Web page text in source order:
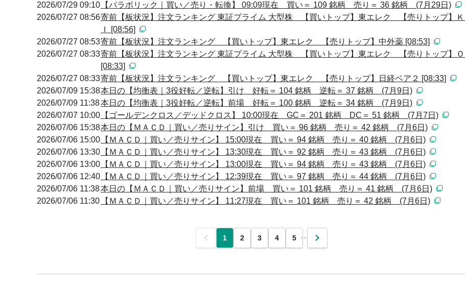
2026/07/29 09:10 【パラボリック｜買い／売り・転換】 09:09現在 買い＝ 109 銘柄 売り＝ 36 銘柄 (7月29日)
2026/07/27 08:56寄前【板状況】注文ランキング 東証プライム 大型株 【買いトップ】東エレク 【売りトップ】Ｋ
Ｉ [08:56]
2026/07/27 08:53寄前【板状況】注文ランキング 【買いトップ】東エレク 【売りトップ】中外薬 [08:53]
2026/07/27 08:33寄前【板状況】注文ランキング 東証プライム 大型株 【買いトップ】東エレク 【売りトップ】Ｏ
[08:33]
2026/07/27 08:33寄前【板状況】注文ランキング 【買いトップ】東エレク 【売りトップ】日経ベア２ [08:33]
2026/07/09 15:38本日の【均衡表｜3役好転／逆転】引け 好転＝ 104 銘柄 逆転＝ 37 銘柄 (7月9日)
2026/07/09 11:38本日の【均衡表｜3役好転／逆転】前場 好転＝ 100 銘柄 逆転＝ 34 銘柄 (7月9日)
2026/07/07 10:00 【ゴールデンクロス／デッドクロス】 10:00現在 GC＝ 201 銘柄 DC＝ 51 銘柄 (7月7日)
2026/07/06 15:38本日の【ＭＡＣＤ｜買い／売りサイン】引け 買い＝ 96 銘柄 売り＝ 42 銘柄 (7月6日)
2026/07/06 15:00 【ＭＡＣＤ｜買い／売りサイン】 15:00現在 買い＝ 94 銘柄 売り＝ 40 銘柄 (7月6日)
2026/07/06 13:30 【ＭＡＣＤ｜買い／売りサイン】 13:30現在 買い＝ 92 銘柄 売り＝ 43 銘柄 (7月6日)
2026/07/06 13:00 【ＭＡＣＤ｜買い／売りサイン】 13:00現在 買い＝ 94 銘柄 売り＝ 43 銘柄 (7月6日)
2026/07/06 12:40 【ＭＡＣＤ｜買い／売りサイン】 12:39現在 買い＝ 97 銘柄 売り＝ 44 銘柄 (7月6日)
2026/07/06 11:38本日の【ＭＡＣＤ｜買い／売りサイン】前場 買い＝ 101 銘柄 売り＝ 41 銘柄 (7月6日)
2026/07/06 11:30
【ＭＡＣＤ｜買い／売りサイン】 11:27現在 買い＝ 101 銘柄 売り＝ 42 銘柄 (7月6日)
前 1 2 3 4 5 … 次